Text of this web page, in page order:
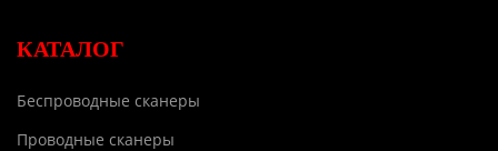
КАТАЛОГ
Беспроводные сканеры
Проводные сканеры